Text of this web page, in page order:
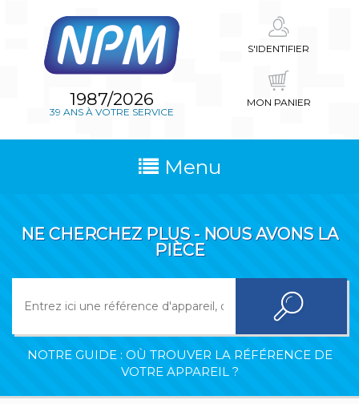
1987/2026
39 ANS À VOTRE SERVICE
S'IDENTIFIER
MON PANIER
Menu
NE CHERCHEZ PLUS - NOUS AVONS LA
PIÈCE
NOTRE GUIDE : OÙ TROUVER LA RÉFÉRENCE DE
VOTRE APPAREIL ?